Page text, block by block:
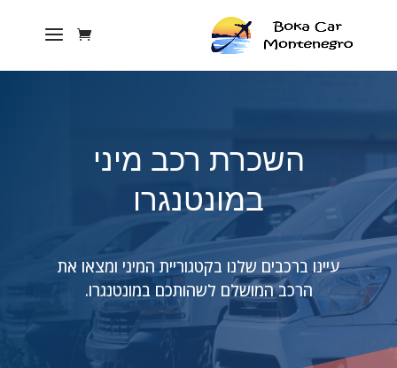
השכרת רכב מיני
במונטנגרו
עיינו ברכבים שלנו בקטגוריית המיני ומצאו את
הרכב המושלם לשהותכם במונטנגרו.